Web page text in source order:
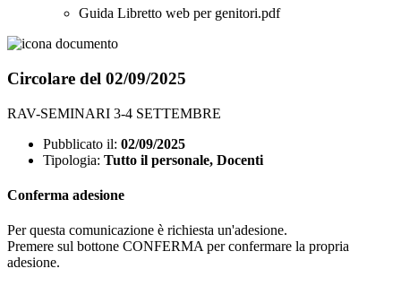
Guida Libretto web per genitori.pdf
Circolare del 02/09/2025
RAV-SEMINARI 3-4 SETTEMBRE
Pubblicato il: 02/09/2025
Tipologia: Tutto il personale, Docenti
Conferma adesione
Per questa comunicazione è richiesta un'adesione.
Premere sul bottone CONFERMA per confermare la propria
adesione.